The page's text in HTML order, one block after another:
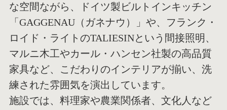
な空間ながら、ドイツ製ビルトインキッチン
「GAGGENAU（ガネナウ）」や、フランク・
ロイド・ライトのTALIESINという間接照明、
マルニ木工やカール・ハンセン社製の高品質
家具など、こだわりのインテリアが揃い、洗
練された雰囲気を演出しています。
施設では、料理家や農業関係者、文化人など